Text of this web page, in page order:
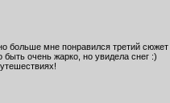
больше мне понравился третий
очень жарко, но увидела снег :)